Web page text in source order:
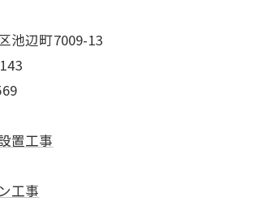
池辺町7009-13
置工事
工事